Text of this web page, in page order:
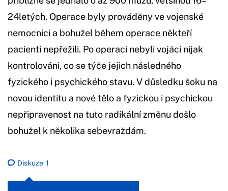
24letých. Operace byly prováděny ve vojenské
nemocnici a bohužel během operace někteří
pacienti nepřežili. Po operaci nebyli vojáci nijak
kontrolováni, co se týče jejich následného
fyzického i psychického stavu. V důsledku šoku na
novou identitu a nové tělo a fyzickou i psychickou
nepřipravenost na tuto radikální změnu došlo
bohužel k několika sebevraždám.
Diskuze 1